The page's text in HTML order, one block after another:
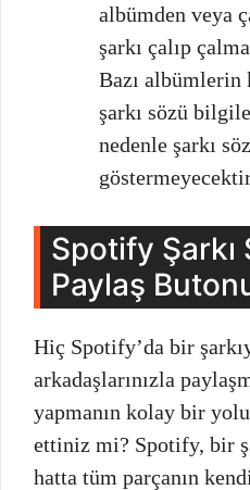
albümden veya
şarkı çalıp
Bazı
şarkı sözü
nedenle şarkı
Spotify Şarkı
Paylaş
Hiç Spotify’da bir
arkadaşlarınızla
yapmanın kolay bir
ettiniz mi? Spotify, bir
hatta tüm parçanın